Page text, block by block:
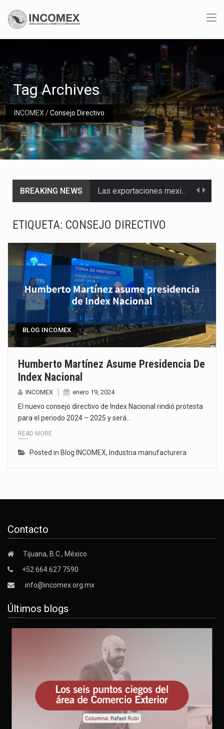
INCOMEX/Consejo Directivo
Tag Archives
BREAKING NEWS Las exportaciones mexicanas de vehículos ligeros disminuyeron 9.67 % en julio a tasa anual, alcanzando…
Solo el 17.8 % de las empresas en México se considera totalmente preparada para la…
Los créditos fiscales determinados a empresas IMMEX rara vez nacen de una interpretación equivocada de…
La industria automotriz mexicana concentra más de la mitad de las quejas bajo el Mecanismo…
ETIQUETA: CONSEJO DIRECTIVO
BLOG INCOMEX
Humberto Martínez Asume Presidencia De
Index Nacional
INCOMEX enero 19, 2024
El nuevo consejo directivo de Index Nacional rindió protesta
para el periodo 2024 – 2025 y será…
READ MORE
Posted in Blog INCOMEX, Industria manufacturera
Contacto
Tijuana, B.C., México
+52 664 627 7590
info@incomex.org.mx
Últimos blogs